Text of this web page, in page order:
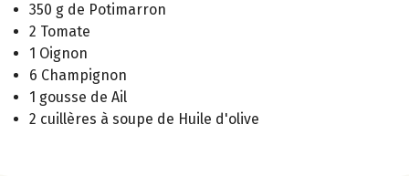
350 g de Potimarron
2 Tomate
1 Oignon
6 Champignon
1 gousse de Ail
2 cuillères à soupe de Huile d'olive